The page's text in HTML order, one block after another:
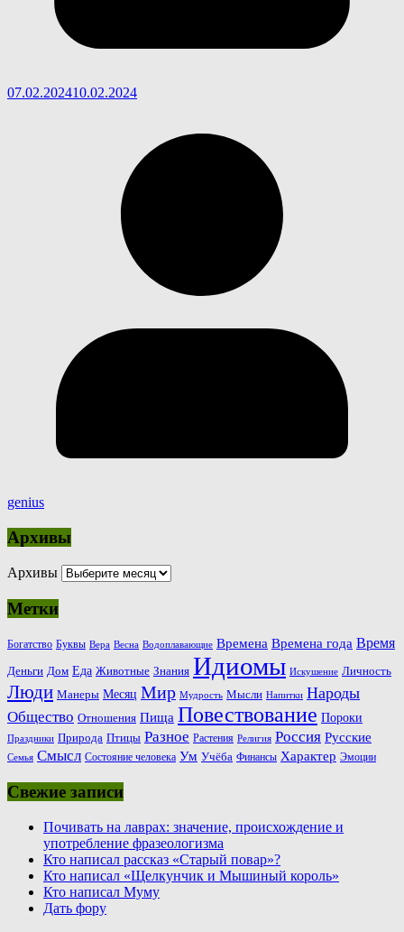
07.02.202410.02.2024
genius
Архивы
Архивы
Метки
Богатство Буквы Вера Весна Водоплавающие Времена Времена года Время
Деньги Дом Еда Животные Знания Идиомы Искушение Личность
Люди Манеры Месяц Мир Мудрость Мысли Напитки Народы
Общество Отношения Пища Повествование Пороки
Праздники Природа Птицы Разное Растения Религия Россия Русские
Семья Смысл Состояние человека Ум Учёба Финансы Характер Эмоции
Свежие записи
Почивать на лаврах: значение, происхождение и
употребление фразеологизма
Кто написал рассказ «Старый повар»?
Кто написал «Щелкунчик и Мышиный король»
Кто написал Муму
Дать фору